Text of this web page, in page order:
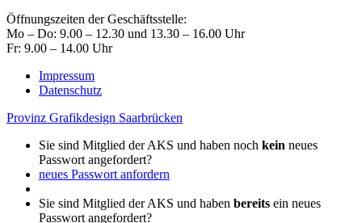
Öffnungszeiten der Geschäftsstelle:
Mo – Do: 9.00 – 12.30 und 13.30 – 16.00 Uhr
Fr: 9.00 – 14.00 Uhr
Impressum
Datenschutz
Provinz Grafikdesign Saarbrücken
Sie sind Mitglied der AKS und haben noch kein neues
Passwort angefordert?
neues Passwort anfordern
Sie sind Mitglied der AKS und haben bereits ein neues
Passwort angefordert?